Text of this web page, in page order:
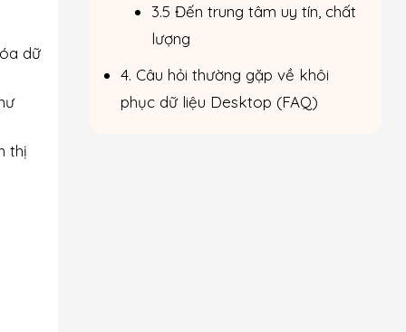
dữ
thị
3.5 Đến trung tâm uy tín, chất
lượng
4. Câu hỏi thường gặp về khôi
phục dữ liệu Desktop (FAQ)